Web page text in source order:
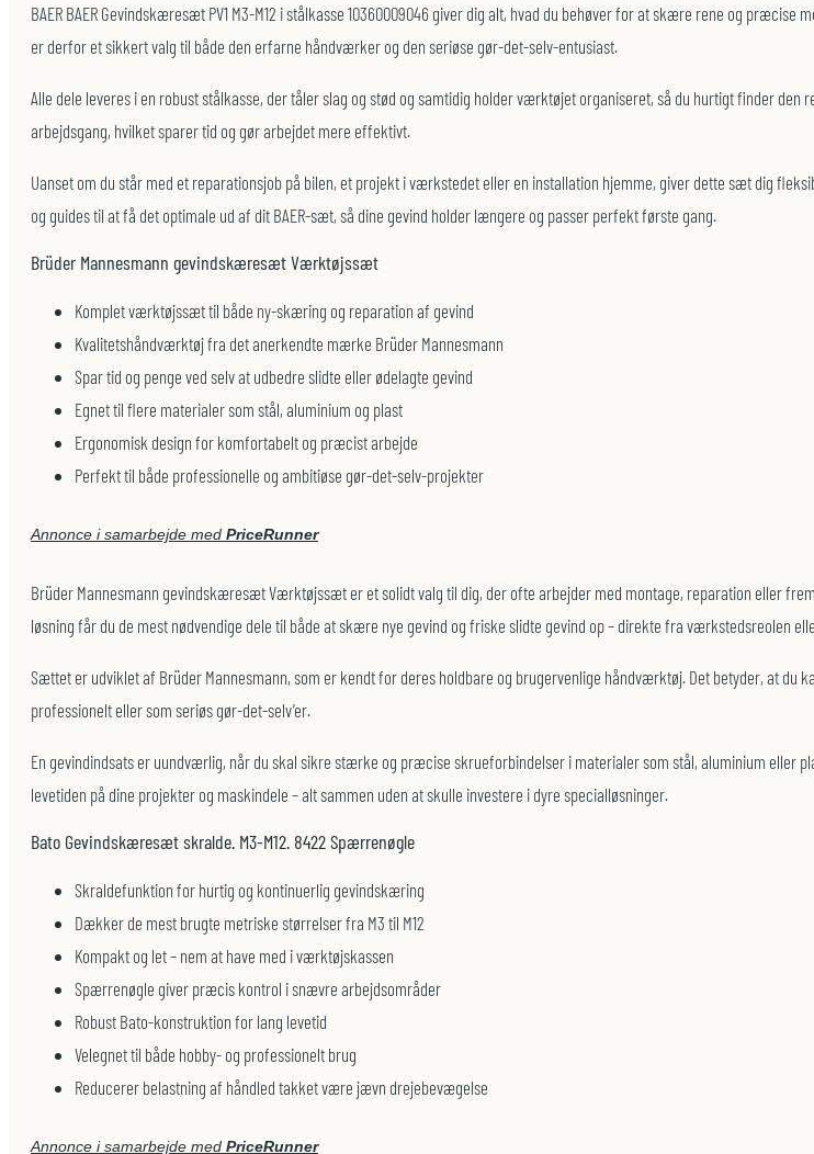
BAER BAER Gevindskæresæt PV1 M3-M12 i stålkasse 10360009046 giver dig alt, hvad du behøver for at skære rene og
er derfor et sikkert valg til både den erfarne håndværker og den seriøse gør-det-selv-entusiast.
Alle dele leveres i en robust stålkasse, der tåler slag og stød og samtidig holder værktøjet organiseret, så du hurtigt finder
arbejdsgang, hvilket sparer tid og gør arbejdet mere effektivt.
Uanset om du står med et reparationsjob på bilen, et projekt i værkstedet eller en installation hjemme, giver dette sæt dig
og guides til at få det optimale ud af dit BAER-sæt, så dine gevind holder længere og passer perfekt første gang.
Brüder Mannesmann gevindskæresæt Værktøjssæt
Komplet værktøjssæt til både ny-skæring og reparation af gevind
Kvalitetshåndværktøj fra det anerkendte mærke Brüder Mannesmann
Spar tid og penge ved selv at udbedre slidte eller ødelagte gevind
Egnet til flere materialer som stål, aluminium og plast
Ergonomisk design for komfortabelt og præcist arbejde
Perfekt til både professionelle og ambitiøse gør-det-selv-projekter
Annonce i samarbejde med PriceRunner
Brüder Mannesmann gevindskæresæt Værktøjssæt er et solidt valg til dig, der ofte arbejder med montage, reparation eller
løsning får du de mest nødvendige dele til både at skære nye gevind og friske slidte gevind op – direkte fra værkstedsreolen
Sættet er udviklet af Brüder Mannesmann, som er kendt for deres holdbare og brugervenlige håndværktøj. Det betyder, at
professionelt eller som seriøs gør-det-selv’er.
En gevindindsats er uundværlig, når du skal sikre stærke og præcise skrueforbindelser i materialer som stål, aluminium eller
levetiden på dine projekter og maskindele – alt sammen uden at skulle investere i dyre specialløsninger.
Bato Gevindskæresæt skralde. M3-M12. 8422 Spærrenøgle
Skraldefunktion for hurtig og kontinuerlig gevindskæring
Dækker de mest brugte metriske størrelser fra M3 til M12
Kompakt og let – nem at have med i værktøjskassen
Spærrenøgle giver præcis kontrol i snævre arbejdsområder
Robust Bato-konstruktion for lang levetid
Velegnet til både hobby- og professionelt brug
Reducerer belastning af håndled takket være jævn drejebevægelse
Annonce i samarbejde med PriceRunner